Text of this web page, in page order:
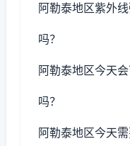
阿勒泰地区紫外
吗？
阿勒泰地区今天
吗？
阿勒泰地区今天